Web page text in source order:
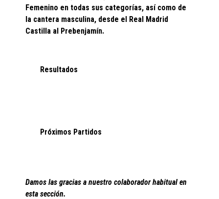
Femenino en todas sus categorías, así como de
la cantera masculina, desde el Real Madrid
Castilla al Prebenjamín.
Resultados
Próximos Partidos
Damos las gracias a nuestro colaborador habitual en
esta sección.